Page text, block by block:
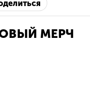
МЕРЧ